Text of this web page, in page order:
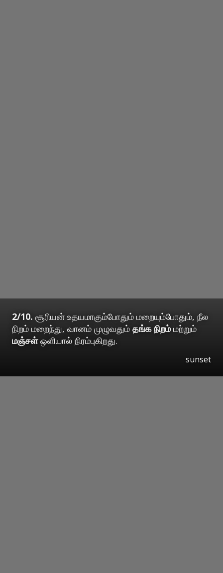
2/10. சூரியன் உதயமாகும்போதும் மறையும்போதும், நீல
நிறம் மறைந்து, வானம் முழுவதும் தங்க நிறம்மற்றும்
மஞ்சள்ஒளியால் நிரம்புகிறது.
sunset